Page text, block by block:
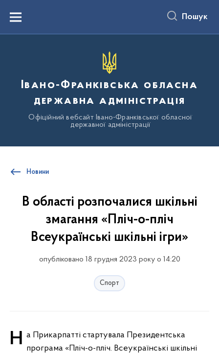
вмістуMenu Пошук
Івано-Франківська обласна
державна адміністрація
Офіційний вебсайт Івано-Франківської обласної
державної адміністрації
Новини
В області розпочалися шкільні
змагання «Пліч-о-пліч
Всеукраїнські шкільні ігри»
опубліковано 18 грудня 2023 року о 14:20
Спорт
На Прикарпатті стартувала Президентська програма «Пліч-о-пліч. Всеукраїнські шкільні